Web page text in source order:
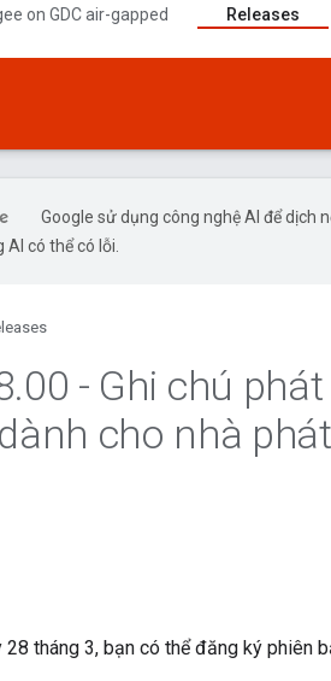
on GDC air-gapped Releases
Google sử dụng công nghệ AI để dịch
có thể có lỗi.
.00 - Ghi chú
cho nhà
tháng 3, bạn có thể đăng ký phiên